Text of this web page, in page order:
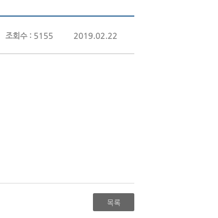
조회수 : 5155 2019.02.22
목록